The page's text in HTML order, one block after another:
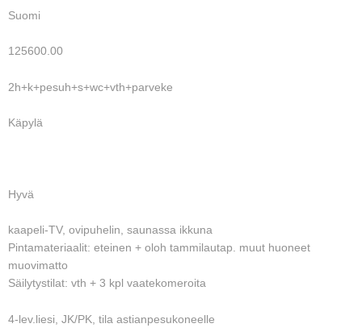
Suomi
125600.00
2h+k+pesuh+s+wc+vth+parveke
Käpylä
Hyvä
kaapeli-TV, ovipuhelin, saunassa ikkuna
Pintamateriaalit: eteinen + oloh tammilautap. muut huoneet
muovimatto
Säilytystilat: vth + 3 kpl vaatekomeroita
4-lev.liesi, JK/PK, tila astianpesukoneelle